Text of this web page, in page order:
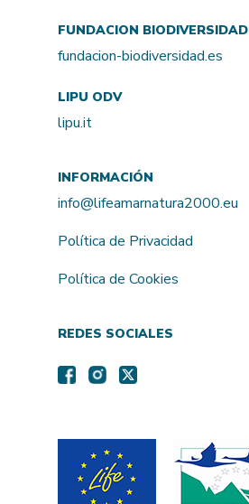
FUNDACION BIODIVERSIDAD
fundacion-biodiversidad.es
LIPU ODV
lipu.it
INFORMACIÓN
info@lifeamarnatura2000.eu
Política de Privacidad
Política de Cookies
REDES SOCIALES